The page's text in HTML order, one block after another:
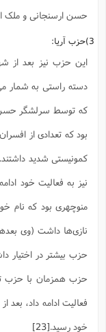
حسن ارسنجانی و ملک
3)حزب آریا:
دسته راستی به شمار
که توسط سرلشگر حسن
بود که تعدادی از
نیز به فعالیت خود
منوچهری بود که نام
نازی‌ها داشت (وی
حزب بیشتر در اختیار
فعالیت ادامه داد، بعد
خود رسید.[23]